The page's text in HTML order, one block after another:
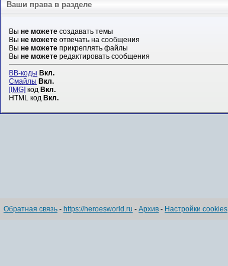
Ваши права в разделе
Выне можете создавать темы
Выне можете отвечать на сообщения
Выне можете прикреплять файлы
Выне можете редактировать сообщения
BB-коды Вкл.
Смайлы Вкл.
[IMG] кодВкл.
HTML кодВкл.
Обратная связь - https://heroesworld.ru - Архив - Настройки cookies